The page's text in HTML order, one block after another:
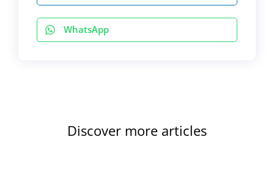
WhatsApp
Discover more articles